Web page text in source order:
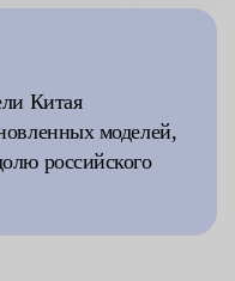
Китая
моделей,
российского